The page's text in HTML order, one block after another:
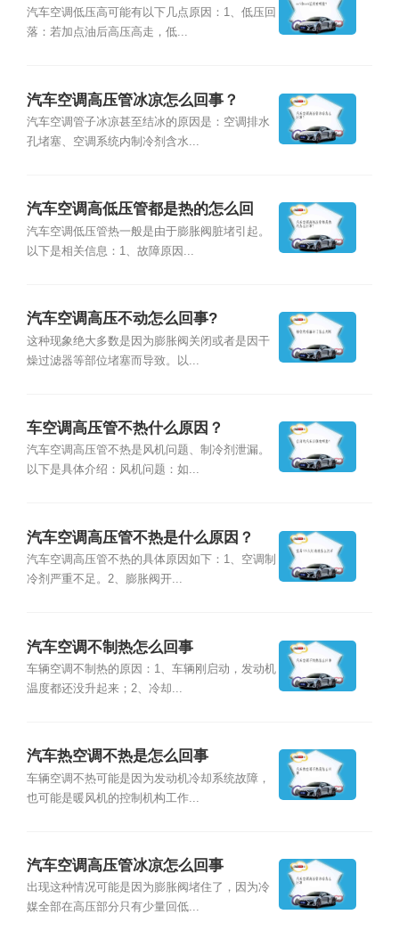
汽车空调低压高可能有以下几点原因：1、低压回
落：若加点油后高压高走，低...
汽车空调高压管冰凉怎么回事？
汽车空调管子冰凉甚至结冰的原因是：空调排水
孔堵塞、空调系统内制冷剂含水...
汽车空调高低压管都是热的怎么回
事？
汽车空调低压管热一般是由于膨胀阀脏堵引起。
以下是相关信息：1、故障原因...
汽车空调高压不动怎么回事?
这种现象绝大多数是因为膨胀阀关闭或者是因干
燥过滤器等部位堵塞而导致。以...
车空调高压管不热什么原因？
汽车空调高压管不热是风机问题、制冷剂泄漏。
以下是具体介绍：风机问题：如...
汽车空调高压管不热是什么原因？
汽车空调高压管不热的具体原因如下：1、空调制
冷剂严重不足。2、膨胀阀开...
汽车空调不制热怎么回事
车辆空调不制热的原因：1、车辆刚启动，发动机
温度都还没升起来；2、冷却...
汽车热空调不热是怎么回事
车辆空调不热可能是因为发动机冷却系统故障，
也可能是暖风机的控制机构工作...
汽车空调高压管冰凉怎么回事
出现这种情况可能是因为膨胀阀堵住了，因为冷
媒全部在高压部分只有少量回低...